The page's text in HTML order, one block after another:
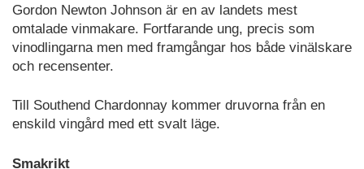
Gordon Newton Johnson är en av landets mest
omtalade vinmakare. Fortfarande ung, precis som
vinodlingarna men med framgångar hos både vinälskare
och recensenter.
Till Southend Chardonnay kommer druvorna från en
enskild vingård med ett svalt läge.
Smakrikt